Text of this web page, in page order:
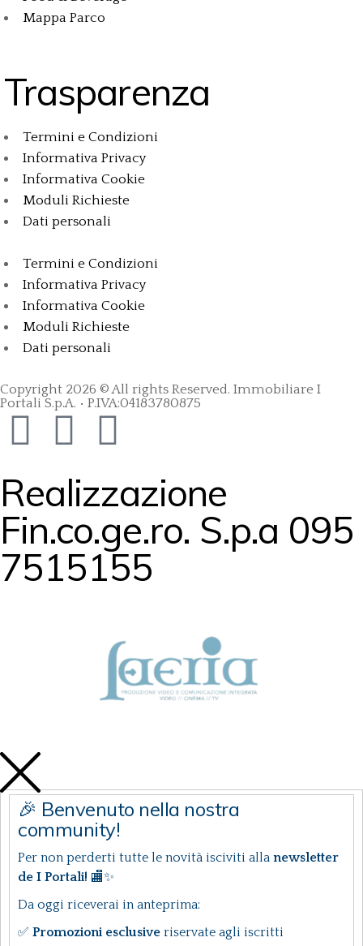
Mappa Parco
Trasparenza
Termini e Condizioni
Informativa Privacy
Informativa Cookie
Moduli Richieste
Dati personali
Termini e Condizioni
Informativa Privacy
Informativa Cookie
Moduli Richieste
Dati personali
Copyright 2026 © All rights Reserved. Immobiliare I
Portali S.p.A. • P.IVA:04183780875
Realizzazione
Fin.co.ge.ro. S.p.a 095
7515155
🎉 Benvenuto nella nostra
community!
Per non perderti tutte le novità isciviti alla newsletter
de I Portali! 🏬✨
Da oggi riceverai in anteprima:
✅ Promozioni esclusive riservate agli iscritti